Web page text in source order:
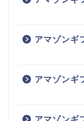
アマゾンギ
アマゾンギ